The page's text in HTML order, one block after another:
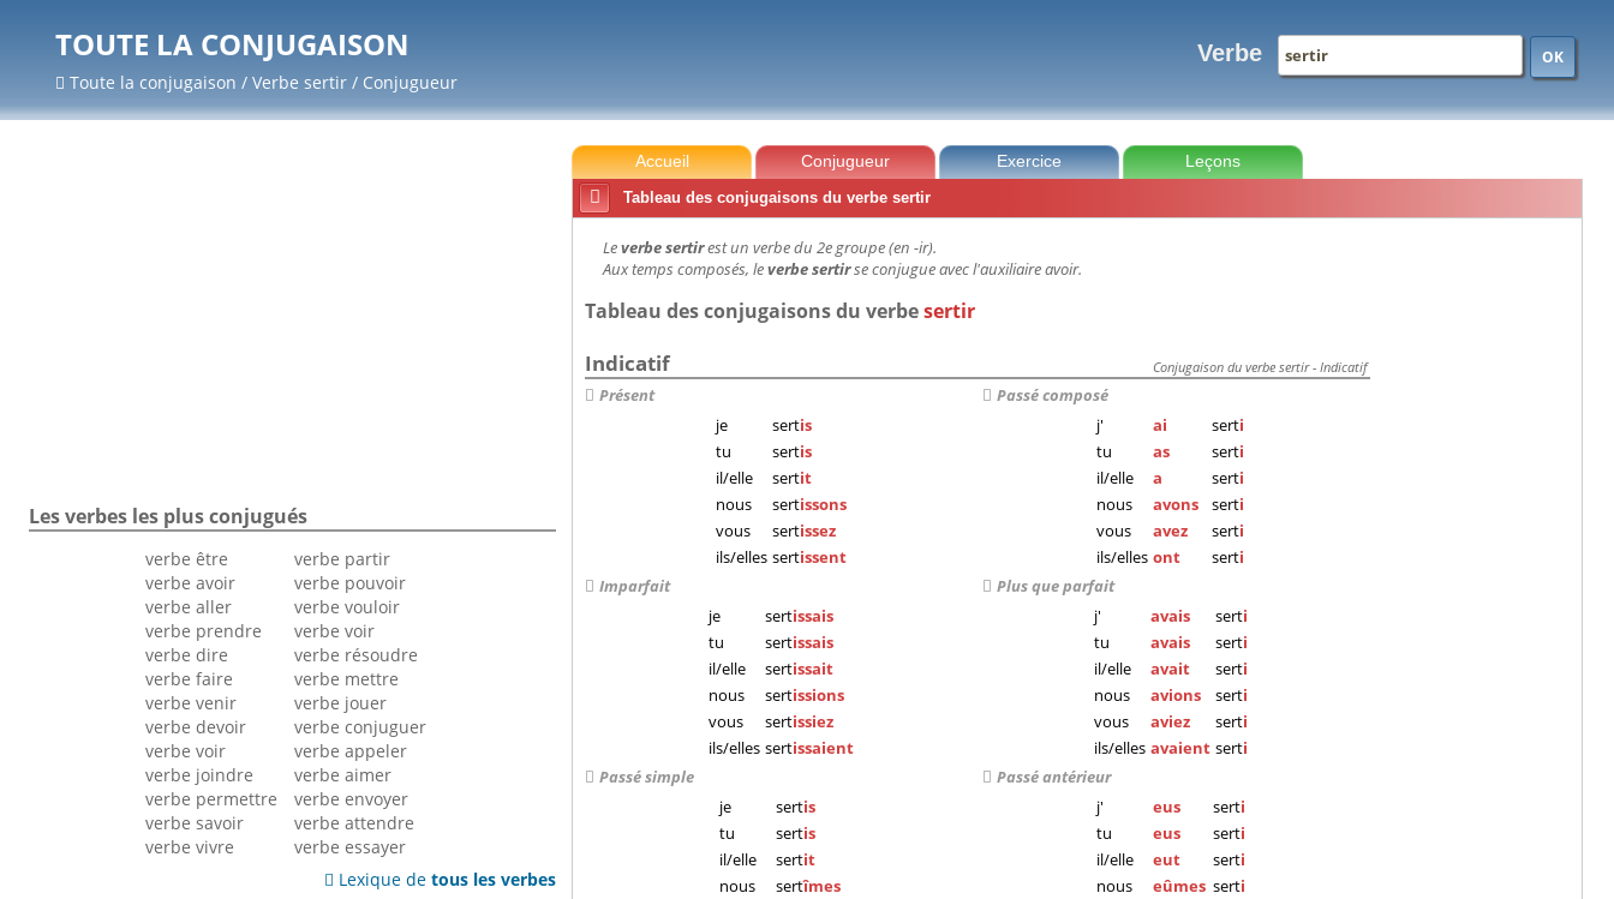
TOUTE LA CONJUGAISON
Toute la conjugaison / Verbe sertir / Conjugueur
Verbe OK
Accueil Conjugueur Exercice
Leçons

Tableau des conjugaisons du verbe sertir
Leverbe sertirest un verbe du 2e groupe (en -ir).
Aux temps composés, leverbe sertirse conjugue avec l'auxiliaire avoir.
Tableau des conjugaisons du verbesertir
Conjugaison du verbe sertir - Indicatif
Indicatif
Présent
je
sertis
tu
sertis
il/elle
sertit
nous
sertissons
vous
sertissez
ils/elles sertissent
Passé composé
j'
ai serti
tu
as serti
il/elle
a serti
nous
avons serti
vous
avez serti
ils/elles ont serti
Imparfait
je
sertissais
tu
sertissais
il/elle
sertissait
nous
sertissions
vous
sertissiez
ils/elles sertissaient
Plus que parfait
j'
avais serti
tu
avais serti
il/elle
avait serti
nous
avions serti
vous
aviez serti
ils/elles avaient serti
Passé simple
je
sertis
tu
sertis
il/elle
sertit
nous
sertîmes
Passé antérieur
j'
eus serti
tu
eus serti
il/elle
eut serti
nous
eûmes serti
Les verbes les plus conjugués
verbe être
verbe avoir
verbe aller
verbe prendre
verbe dire
verbe faire
verbe venir
verbe devoir
verbe voir
verbe joindre
verbe permettre
verbe savoir
verbe vivre
verbe partir
verbe pouvoir
verbe vouloir
verbe voir
verbe résoudre
verbe mettre
verbe jouer
verbe conjuguer
verbe appeler
verbe aimer
verbe envoyer
verbe attendre
verbe essayer
 Lexique detous les verbes